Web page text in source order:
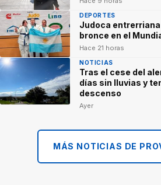
DEPORTES
Judoca
bronce en el
Hace 21 horas
NOTICIAS
Tras el cese del
días sin lluvias y
descenso
Ayer
MÁS NOTICIAS DE